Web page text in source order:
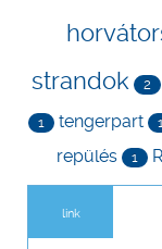
strandok 2
1 tengerpart 1
repülés 1
link